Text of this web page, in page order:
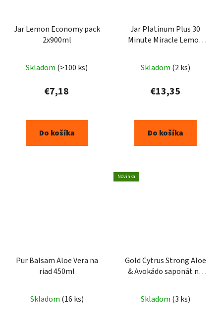
Jar Lemon Economy pack
2x900ml
Skladom (>100 ks)
€7,18
Do košíka
Jar Platinum Plus 30
Minute Miracle Lemon
Skladom (2 ks)
€13,35
Do košíka
Pur Balsam Aloe Vera na
riad 450ml
Skladom (16 ks)
Novinka
Gold Cytrus Strong Aloe
& Avokádo saponát na
Skladom (3 ks)